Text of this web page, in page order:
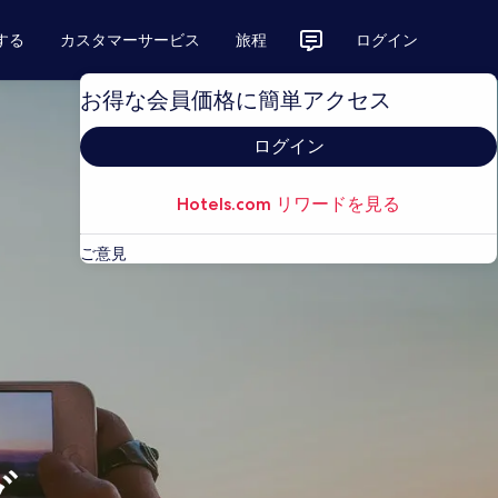
る カスタマーサービス 旅程 ログイン
お得な会員価格に簡単アクセス
ログイン
Hotels.com リワードを見る
ご意見